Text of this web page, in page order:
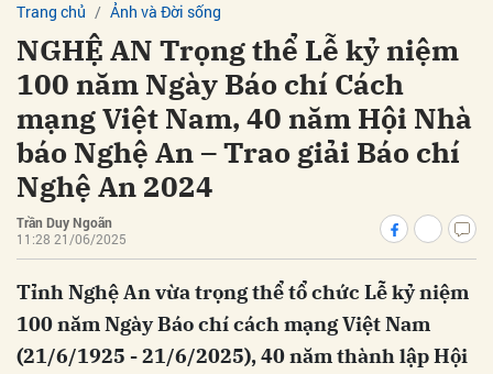
Trang chủ Ảnh và Đời sống
NGHỆ AN Trọng thể Lễ kỷ niệm
100 năm Ngày Báo chí Cách
mạng Việt Nam, 40 năm Hội Nhà
báo Nghệ An – Trao giải Báo chí
Nghệ An 2024
Trần Duy Ngoãn
11:28 21/06/2025
Tỉnh Nghệ An vừa trọng thể tổ chức Lễ kỷ niệm
100 năm Ngày Báo chí cách mạng Việt Nam
(21/6/1925 - 21/6/2025), 40 năm thành lập Hội